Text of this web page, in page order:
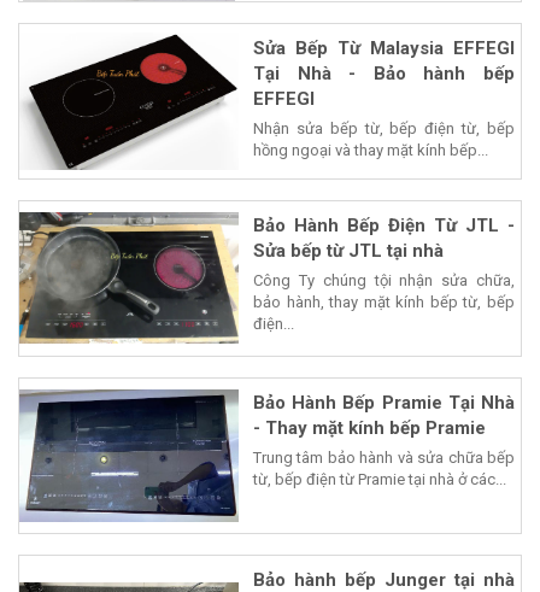
Sửa Bếp Từ Malaysia EFFEGI
Tại Nhà - Bảo hành bếp
EFFEGI
Nhận sửa bếp từ, bếp điện từ, bếp
hồng ngoại và thay mặt kính bếp...
Bảo Hành Bếp Điện Từ JTL -
Sửa bếp từ JTL tại nhà
Công Ty chúng tội nhận sửa chữa,
bảo hành, thay mặt kính bếp từ, bếp
điện...
Bảo Hành Bếp Pramie Tại Nhà
- Thay mặt kính bếp Pramie
Trung tâm bảo hành và sửa chữa bếp
từ, bếp điện từ Pramie tại nhà ở các...
Bảo hành bếp Junger tại nhà